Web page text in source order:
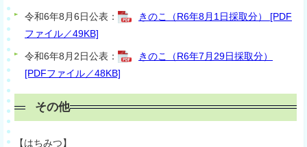
令和6年8月6日公表：
きのこ（R6年8月1日採取分） [PDF
ファイル／49KB]
令和6年8月2日公表：
きのこ（R6年7月29日採取分）
[PDFファイル／48KB]
その他
【はちみつ】